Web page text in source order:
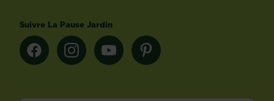
Suivre La Pause Jardin